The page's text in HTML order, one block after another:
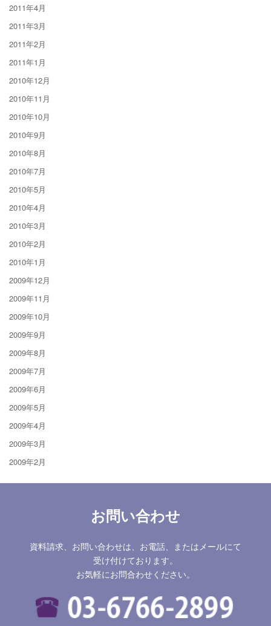
2011年4月
2011年3月
2011年2月
2011年1月
2010年12月
2010年11月
2010年10月
2010年9月
2010年8月
2010年7月
2010年5月
2010年4月
2010年3月
2010年2月
2010年1月
2009年12月
2009年11月
2009年10月
2009年9月
2009年8月
2009年7月
2009年6月
2009年5月
2009年4月
2009年3月
2009年2月
お問い合わせ
資料請求、お問い合わせは、お電話、またはメールにて
受け付けております。
お気軽にお問合わせください。